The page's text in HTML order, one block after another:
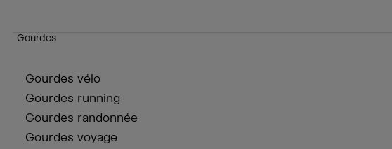
Gourdes
Gourdes vélo
Gourdes running
Gourdes randonnée
Gourdes voyage